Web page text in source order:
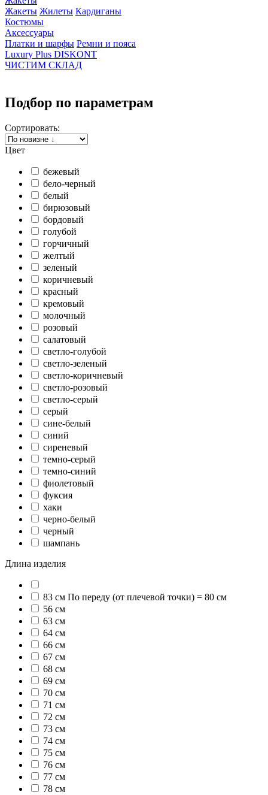
Жакеты Жилеты Кардиганы
Костюмы
Аксессуары
Платки и шарфы Ремни и пояса
Luxury Plus DISKONT
ЧИСТИМ СКЛАД
Подбор по параметрам
Сортировать:
Цвет
бежевый
бело-черный
белый
бирюзовый
бордовый
голубой
горчичный
желтый
зеленый
коричневый
красный
кремовый
молочный
розовый
салатовый
светло-голубой
светло-зеленый
светло-коричневый
светло-розовый
светло-серый
серый
сине-белый
синий
сиреневый
темно-серый
темно-синий
фиолетовый
фуксия
хаки
черно-белый
черный
шампань
Длина изделия
83 см По переду (от плечевой точки) = 80 см
56 см
63 см
64 см
66 см
67 см
68 см
69 см
70 см
71 см
72 см
73 см
74 см
75 см
76 см
77 см
78 см